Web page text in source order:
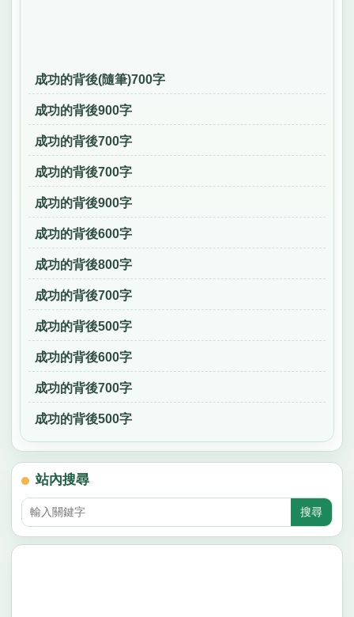
成功的背後(隨筆)700字
成功的背後900字
成功的背後700字
成功的背後700字
成功的背後900字
成功的背後600字
成功的背後800字
成功的背後700字
成功的背後500字
成功的背後600字
成功的背後700字
成功的背後500字
站內搜尋